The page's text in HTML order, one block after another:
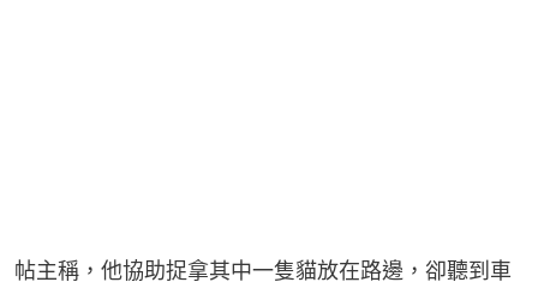
帖主稱，他協助捉拿其中一隻貓放在路邊，卻聽到車